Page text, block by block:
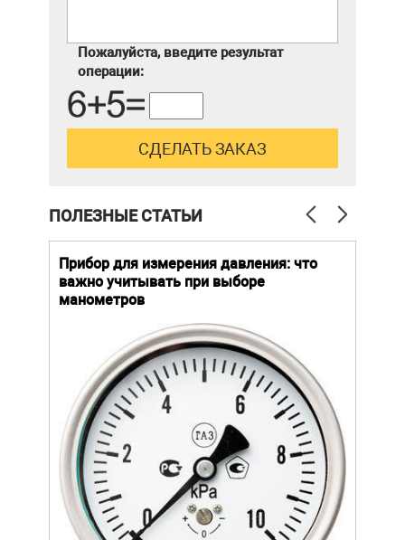
Пожалуйста, введите результат
операции:
ПОЛЕЗНЫЕ СТАТЬИ
Прибор для измерения давления: что
важно учитывать при выборе
манометров